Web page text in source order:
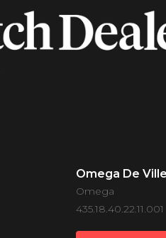
Omega De
Omega
435.18.40.22.11.001